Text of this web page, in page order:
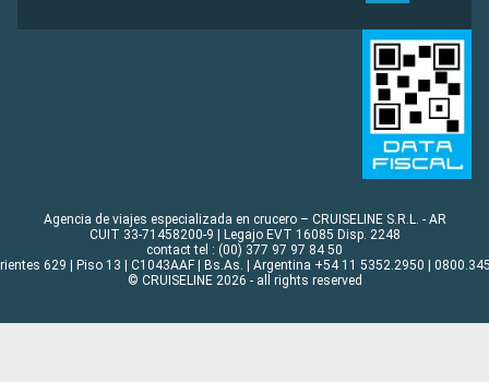
Agencia de viajes especializada en crucero – CRUISELINE S.R.L. - AR
CUIT 33-71458200-9 | Legajo EVT 16085 Disp. 2248
contact tel : (00) 377 97 97 84 50
629 | Piso 13 | C1043AAF | Bs.As. | Argentina +54 11 5352.2950 |
© CRUISELINE 2026 - all rights reserved